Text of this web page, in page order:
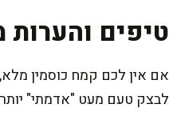
טיפים
אם אין לכם קמח כוסמין
לבצק טעם מעט "אדמתי"